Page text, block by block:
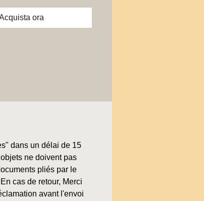
ora
dans un délai de 15
ne doivent pas
pliés par le
cas de retour, Merci
avant l'envoi